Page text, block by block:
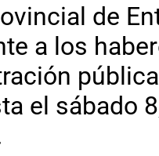
de
a los
el sábado